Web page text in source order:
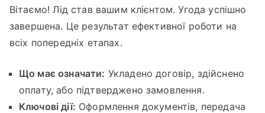
Вітаємо! Лід став вашим клієнтом. Угода успішно
завершена. Це результат ефективної роботи на
всіх попередніх етапах.
Що має означати: Укладено договір, здійснено
оплату, або підтверджено замовлення.
Ключові дії: Оформлення документів, передача